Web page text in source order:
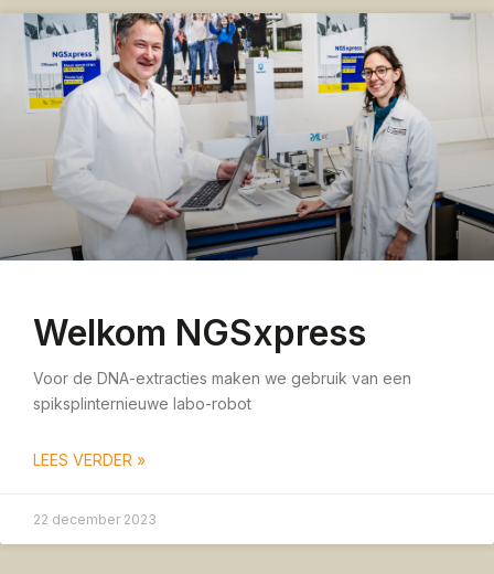
Welkom NGSxpress
Voor de DNA-extracties maken we gebruik van een
spiksplinternieuwe labo-robot
LEES VERDER »
22 december 2023